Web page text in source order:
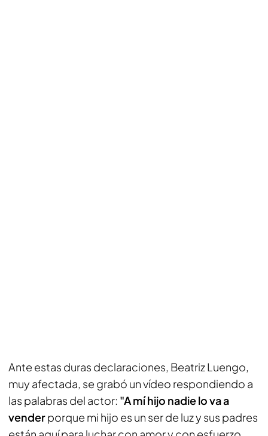
Ante estas duras declaraciones, Beatriz Luengo,
muy afectada, se grabó un vídeo respondiendo a
las palabras del actor: "A mí hijo nadie lo va a
venderporque mi hijo es un ser de luz y sus padres